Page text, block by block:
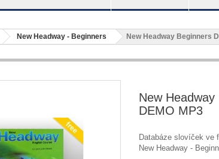
New Headway - Beginners New Headway Beginners
New Headway
DEMO MP3
Databáze slovíček ve
New Headway -